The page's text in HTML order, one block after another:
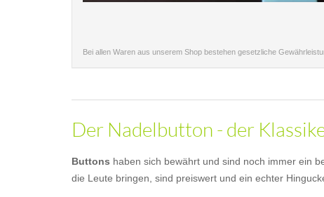
Bei allen Waren aus unserem Shop bestehen gesetzliche
Der Nadelbutton - der
Buttons haben sich bewährt und sind noch immer ein
die Leute bringen, sind preiswert und ein echter